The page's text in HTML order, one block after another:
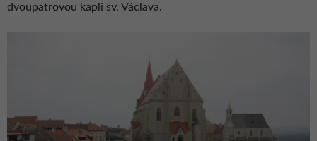
dvoupatrovou kapli sv. Václava.